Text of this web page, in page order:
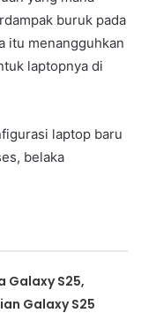
buruk pada
itu menangguhkan
laptopnya di
laptop baru
belaka
Galaxy S25,
Galaxy S25